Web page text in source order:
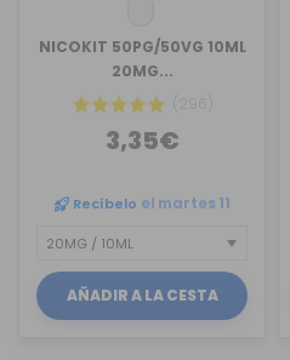
NICOKIT 50PG/50VG 10ML
20MG...
(296)
3,35€
Recíbelo el martes 11
AÑADIR A LA CESTA